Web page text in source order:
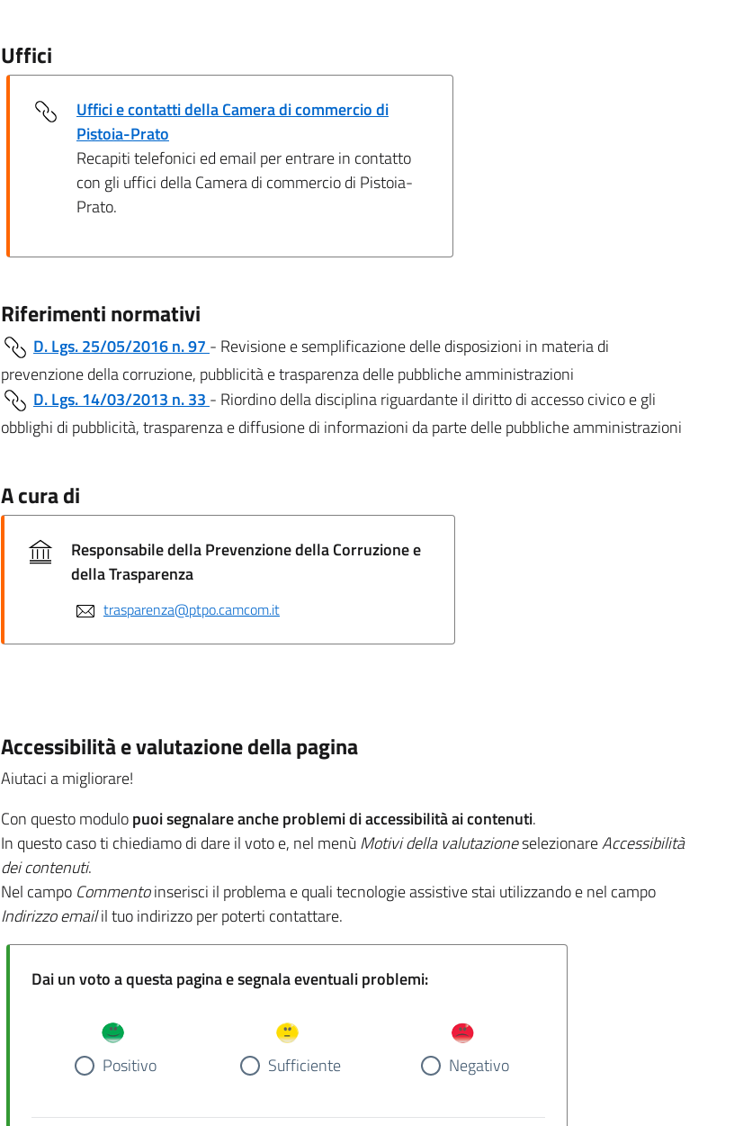
Uffici
Uffici e contatti della Camera di commercio di
Pistoia-Prato
Recapiti telefonici ed email per entrare in contatto
con gli uffici della Camera di commercio di Pistoia-
Prato.
Riferimenti normativi
D. Lgs. 25/05/2016 n. 97 - Revisione e semplificazione delle disposizioni in materia di
prevenzione della corruzione, pubblicità e trasparenza delle pubbliche amministrazioni
D. Lgs. 14/03/2013 n. 33 - Riordino della disciplina riguardante il diritto di accesso civico e gli
obblighi di pubblicità, trasparenza e diffusione di informazioni da parte delle pubbliche amministrazioni
A cura di
Responsabile della Prevenzione della Corruzione e
della Trasparenza
trasparenza@ptpo.camcom.it
Accessibilità e valutazione della pagina
Aiutaci a migliorare!
Con questo modulopuoi segnalare anche problemi di accessibilità ai contenuti.
In questo caso ti chiediamo di dare il voto e, nel menù Motivi della valutazioneselezionareAccessibilità
dei contenuti.
Nel campo Commentoinserisci il problema e quali tecnologie assistive stai utilizzando e nel campo
Indirizzo emailil tuo indirizzo per poterti contattare.
Dai un voto a questa pagina e segnala eventuali problemi:
Positivo Sufficiente Negativo